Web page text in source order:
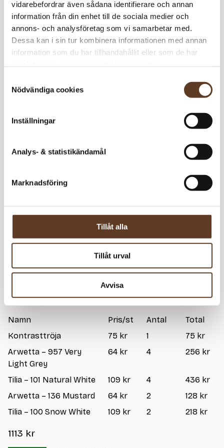
vidarebefordrar även sådana identifierare och annan
information från din enhet till de sociala medier och
annons- och analysföretag som vi samarbetar med.
Dessa kan i sin tur kombinera informationen med annan
information som du har tillhandahållit eller som de har
Nödvändiga cookies
Inställningar
Analys- & statistikändamål
Marknadsföring
Tillåt alla
Tillåt urval
Avvisa
Tilia – 101 Natural White (Lager: 40)
Tilia – 100 Snow White (Lager: 52)
– Slut i
Addi Classic Rundstickor – 4.00 mm, 100
cm (99 kr)
– Slut i
lager
Prisspecifikation
Namn Pris/st Antal
Total
Kontrasttröja
75 kr 1
75 kr
Arwetta – 957 Very
Light Grey
64 kr 4 256 kr
Tilia – 101 Natural White 109 kr 4
436 kr
Arwetta – 136 Mustard
64 kr 2
128 kr
Tilia – 100 Snow White
109 kr 2 218 kr
1113 kr